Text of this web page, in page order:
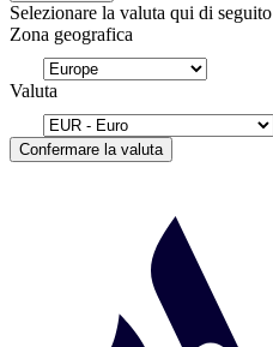
Selezionare la valuta qui di seguito
Zona geografica
Valuta
Confermare la valuta